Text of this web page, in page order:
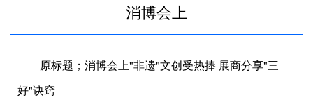
消博会上
原标题；消博会上"非遗"文创受热捧 展商分享"三
好"诀窍